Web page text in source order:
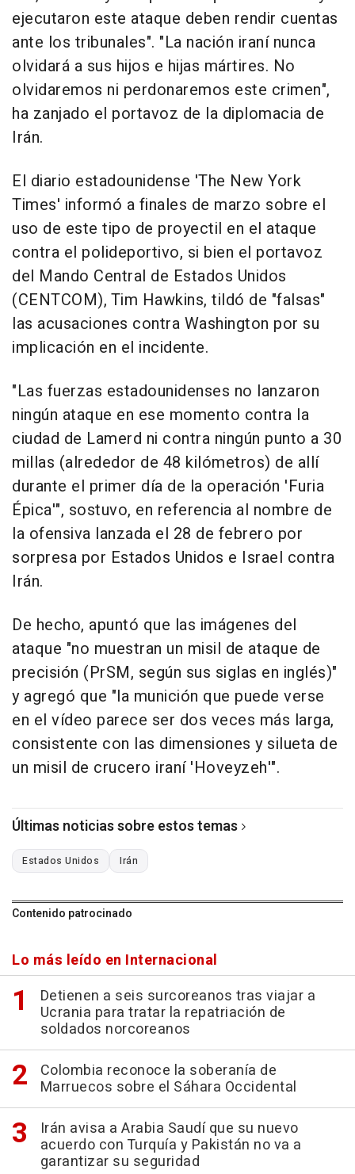
ejecutaron este ataque deben rendir cuentas
ante los tribunales". "La nación iraní nunca
olvidará a sus hijos e hijas mártires. No
olvidaremos ni perdonaremos este crimen",
ha zanjado el portavoz de la diplomacia de
Irán.
El diario estadounidense 'The New York
Times' informó a finales de marzo sobre el
uso de este tipo de proyectil en el ataque
contra el polideportivo, si bien el portavoz
del Mando Central de Estados Unidos
(CENTCOM), Tim Hawkins, tildó de "falsas"
las acusaciones contra Washington por su
implicación en el incidente.
"Las fuerzas estadounidenses no lanzaron
ningún ataque en ese momento contra la
ciudad de Lamerd ni contra ningún punto a 30
millas (alrededor de 48 kilómetros) de allí
durante el primer día de la operación 'Furia
Épica'", sostuvo, en referencia al nombre de
la ofensiva lanzada el 28 de febrero por
sorpresa por Estados Unidos e Israel contra
Irán.
De hecho, apuntó que las imágenes del
ataque "no muestran un misil de ataque de
precisión (PrSM, según sus siglas en inglés)"
y agregó que "la munición que puede verse
en el vídeo parece ser dos veces más larga,
consistente con las dimensiones y silueta de
un misil de crucero iraní 'Hoveyzeh'".
Últimas noticias sobre estos temas
Estados Unidos Irán
Contenido patrocinado
Lo más leído en Internacional
Detienen a seis surcoreanos tras viajar a
Ucrania para tratar la repatriación de
soldados norcoreanos
Colombia reconoce la soberanía de
Marruecos sobre el Sáhara Occidental
Irán avisa a Arabia Saudí que su nuevo
acuerdo con Turquía y Pakistán no va a
garantizar su seguridad